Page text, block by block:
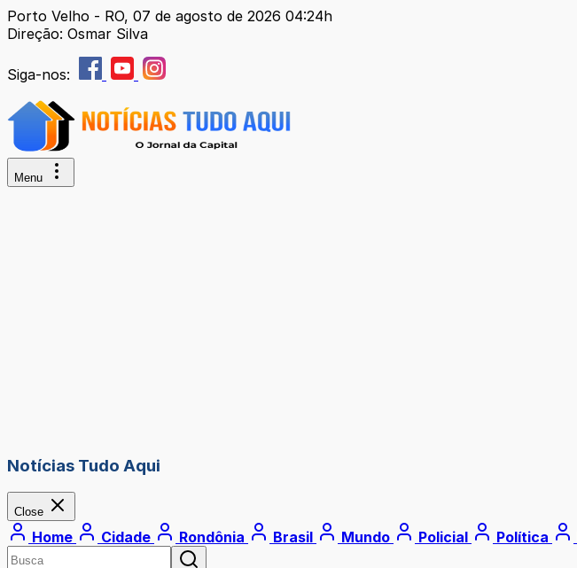
Porto Velho - RO, 07 de agosto de 2026 04:24h
Direção: Osmar Silva
Siga-nos:
Menu
Notícias Tudo Aqui
Close
Home Cidade Rondônia Brasil Mundo Policial Política